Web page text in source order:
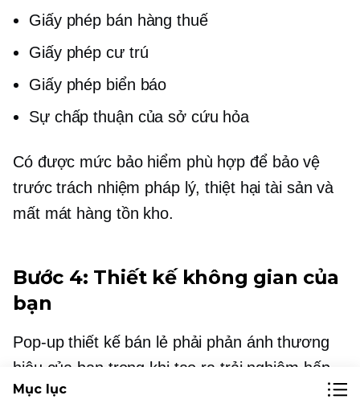
Giấy phép bán hàng thuế
Giấy phép cư trú
Giấy phép biển báo
Sự chấp thuận của sở cứu hỏa
Có được mức bảo hiểm phù hợp để bảo vệ
trước trách nhiệm pháp lý, thiệt hại tài sản và
mất mát hàng tồn kho.
Bước 4: Thiết kế không gian của
bạn
Pop-upthiết kế bán lẻ phải phản ánh thương
hiệu của bạn trong khi tạo ra trải nghiệm hấp
dẫn cho khách hàng. Hãy xem xét các yếu tố
Mục lục